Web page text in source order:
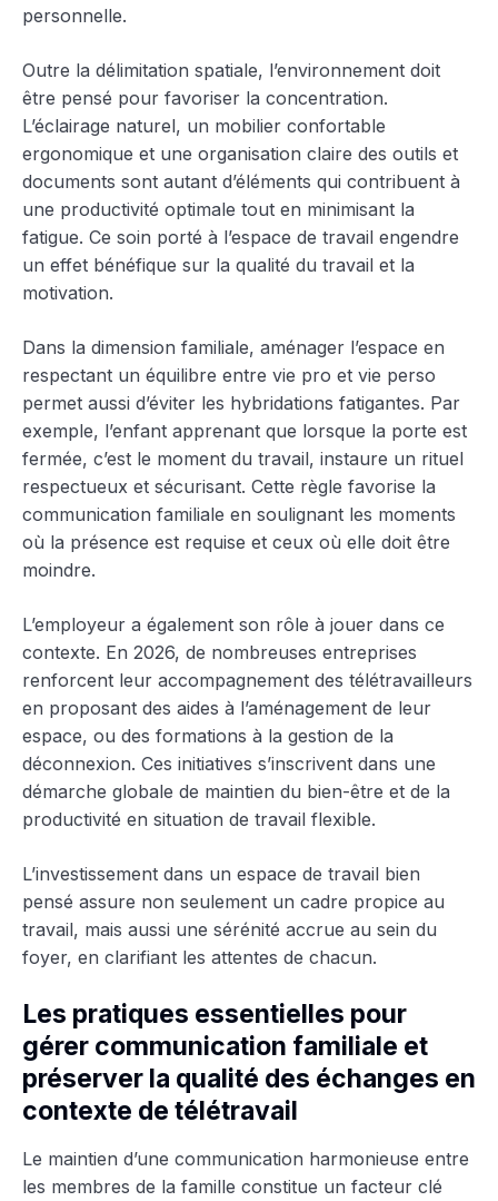
personnelle.
Outre la délimitation spatiale, l’environnement doit
être pensé pour favoriser la concentration.
L’éclairage naturel, un mobilier confortable
ergonomique et une organisation claire des outils et
documents sont autant d’éléments qui contribuent à
une productivité optimale tout en minimisant la
fatigue. Ce soin porté à l’espace de travail engendre
un effet bénéfique sur la qualité du travail et la
motivation.
Dans la dimension familiale, aménager l’espace en
respectant un équilibre entre vie pro et vie perso
permet aussi d’éviter les hybridations fatigantes. Par
exemple, l’enfant apprenant que lorsque la porte est
fermée, c’est le moment du travail, instaure un rituel
respectueux et sécurisant. Cette règle favorise la
communication familiale en soulignant les moments
où la présence est requise et ceux où elle doit être
moindre.
L’employeur a également son rôle à jouer dans ce
contexte. En 2026, de nombreuses entreprises
renforcent leur accompagnement des télétravailleurs
en proposant des aides à l’aménagement de leur
espace, ou des formations à la gestion de la
déconnexion. Ces initiatives s’inscrivent dans une
démarche globale de maintien du bien-être et de la
productivité en situation de travail flexible.
L’investissement dans un espace de travail bien
pensé assure non seulement un cadre propice au
travail, mais aussi une sérénité accrue au sein du
foyer, en clarifiant les attentes de chacun.
Les pratiques essentielles pour
gérer communication familiale et
préserver la qualité des échanges en
contexte de télétravail
Le maintien d’une communication harmonieuse entre
les membres de la famille constitue un facteur clé